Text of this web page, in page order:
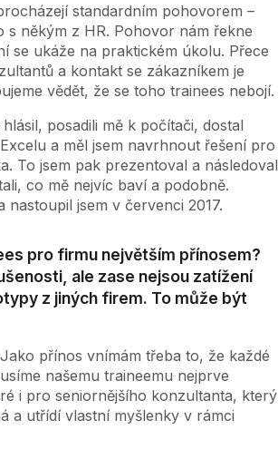
standardním pohovorem –
s někým z HR. Pohovor nám řekne
se ukáže na praktickém úkolu. Přece
a kontakt se zákazníkem je
vědět, že se toho trainees nebojí.
hlásil, posadili mě k počítači, dostal
a měl jsem navrhnout řešení pro
To jsem pak prezentoval a následoval
co mě nejvíc baví a podobně.
nastoupil jsem v červenci 2017.
pro firmu největším přínosem?
ale zase nejsou zatížení
z jiných firem. To může být
přínos vnímám třeba to, že každé
našemu traineemu nejprve
i pro seniornějšího konzultanta, který
a utřídí vlastní myšlenky v rámci